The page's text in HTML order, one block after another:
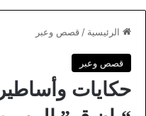
الرئيسية / قصص وعبر
قصص وعبر
حكايات